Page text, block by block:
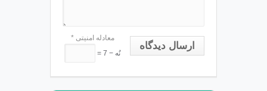
ارسال دیدگاه
معادله امنیتی *
نُه − 7 =